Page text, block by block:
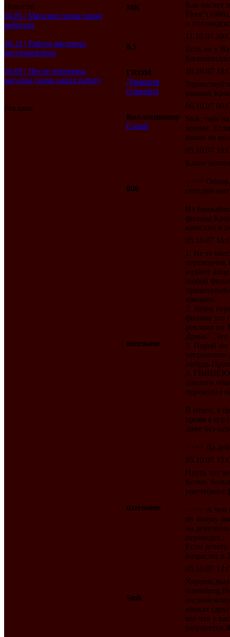
Новости
16.05 | Магазин снова начал
работать
10.12 | Работа магазина
восстановлена
26.09 | После перерыва,
магазин снова начал работу
Реклама
МК
Как насчет
и
0,5
11.10.07
Есть ли у
ГROM
Домашня
страница
10.10.07
ранний
Коллекционер
E-mail
06.10.07
Sink, тебе
хозяин.
пиши на
006
05.10.07
Какие
>>>>
сегодня-
Из
фильма
качество и
uzername
05.10.07
1. Не те
издают
любой
юмором.
2. Зачем
фильма это
реклама
Дрянь". Это
3. Порой он
неграмотно
нибудь
4. ГВИНЕЮ
диалоги
переводил
В итоге, я
время я его
даже без
>>>> Да
uzername
05.10.07
Пусть тот
Коэна,
уничтожил
>>>> А чем
по моему
на
переведет...
Если
возрастет в
Sink
05.10.07
языках
кое что у